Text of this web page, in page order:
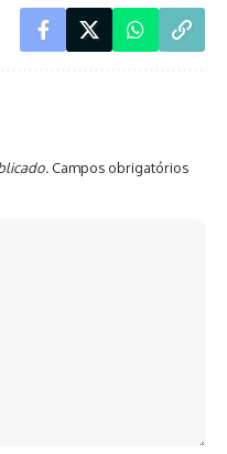
Campos obrigatórios